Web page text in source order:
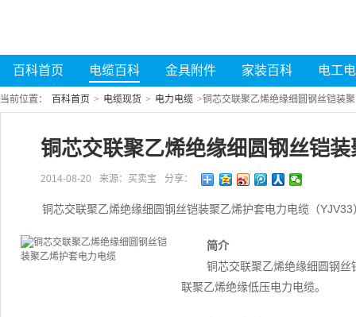
百科首页 电缆百科 金具附件 家装百科 电工
当前位置： 百科首页 > 电缆现货 > 电力电缆 >铜芯交联聚乙烯绝缘细圆钢丝铠装
铜芯交联聚乙烯绝缘细圆钢丝铠
2014-08-20 来源：买卖宝 分享：
铜芯交联聚乙烯绝缘细圆钢丝铠装聚乙烯护套电力电缆（
简介
铜芯交联聚乙烯绝缘细圆钢
联聚乙烯绝缘低压电力电缆。